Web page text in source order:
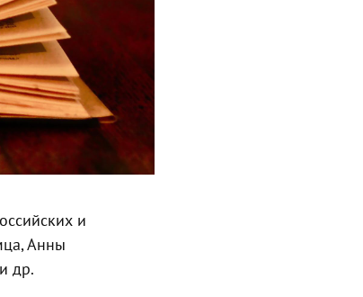
и
Анны
др.